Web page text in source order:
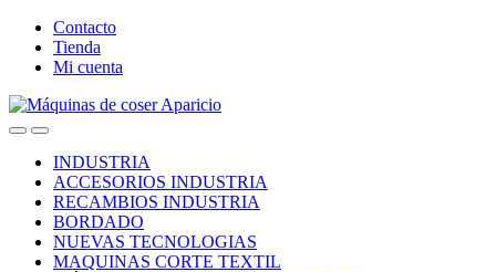
Skip
navigation
Skip
content
Contacto
Tienda
Mi cuenta
OpenClose
INDUSTRIA
ACCESORIOS INDUSTRIA
RECAMBIOS INDUSTRIA
BORDADO
NUEVAS TECNOLOGIAS
MAQUINAS CORTE TEXTIL